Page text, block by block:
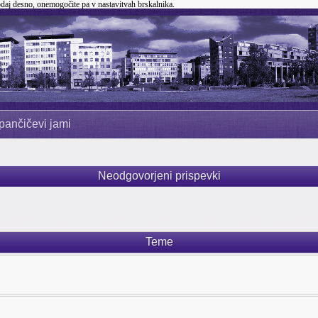
desno, onemogočite pa v nastavitvah brskalnika.
jami
Neodgovorjeni prispevki
Teme